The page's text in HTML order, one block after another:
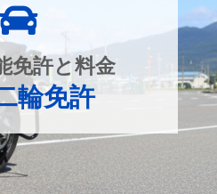
免許と料金
輪免許